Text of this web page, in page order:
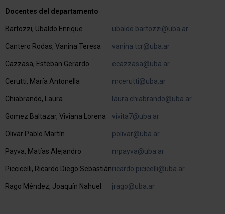
Docentes del departamento
Bartozzi, Ubaldo Enrique ubaldo.bartozzi@uba.ar
Cantero Rodas, Vanina Teresa vanina.tcr@uba.ar
Cazzasa, Esteban Gerardo ecazzasa@uba.ar
Cerutti, María Antonella mcerutti@uba.ar
Chiabrando, Laura laura.chiabrando@uba.ar
Gomez Baltazar, Viviana Lorena vivita7@uba.ar
Olivar Pablo Martín polivar@uba.ar
Payva, Matías Alejandro mpayva@uba.ar
Piccicelli, Ricardo Diego Sebastiánricardo.picicelli@uba.ar
Rago Méndez, Joaquín Nahuel jrago@uba.ar